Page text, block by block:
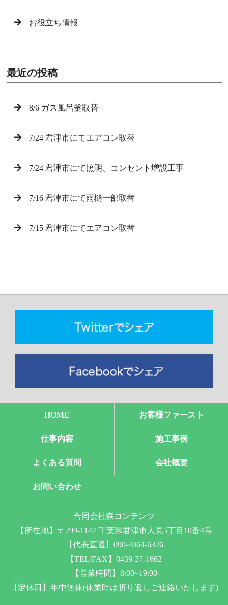
お役立ち情報
最近の投稿
8/6 ガス風呂釜取替
7/24 君津市にてエアコン取替
7/24 君津市にて照明、コンセント増設工事
7/16 君津市にて雨樋一部取替
7/15 君津市にてエアコン取替
HOME お客様ファースト
仕事内容 施工事例
よくある質問 会社概要
お問い合わせ
合同会社森コンテンツ
【所在地】〒299-1147 千葉県君津市人見5丁目10番4号
【代表直通】090-4064-6326
【TEL/FAX】0439-27-1662
【営業時間】8:00~19:00
【定休日】年中無休(休業時は折り返しご連絡いたします)